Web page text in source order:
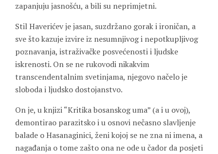
zapanjuju jasnošću, a bili su neprimjetni.
Stil Haverićev je jasan, suzdržano gorak i ironičan, a
sve što kazuje izvire iz nesumnjivog i nepotkupljivog
poznavanja, istraživačke posvećenosti i ljudske
iskrenosti. On se ne rukovodi nikakvim
transcendentalnim svetinjama, njegovo načelo je
sloboda i ljudsko dostojanstvo.
On je, u knjizi “Kritika bosanskog uma” (a i u ovoj),
demontirao parazitsko i u osnovi nečasno slavljenje
balade o Hasanaginici, ženi kojoj se ne zna ni imena, a
nagađanja o tome zašto ona ne ode u čador da posjeti